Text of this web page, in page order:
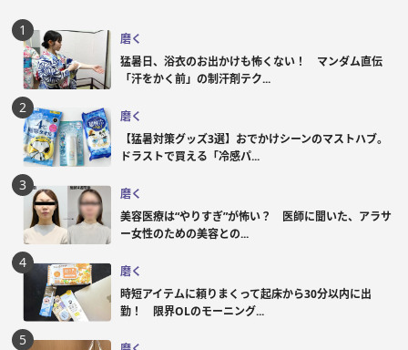
磨く
猛暑日、浴衣のお出かけも怖くない！ マンダム直伝
「汗をかく前」の制汗剤テク...
磨く
【猛暑対策グッズ3選】おでかけシーンのマストハブ。
ドラストで買える「冷感パ...
磨く
美容医療は“やりすぎ”が怖い？ 医師に聞いた、アラサ
ー女性のための美容との...
磨く
時短アイテムに頼りまくって起床から30分以内に出
勤！ 限界OLのモーニング...